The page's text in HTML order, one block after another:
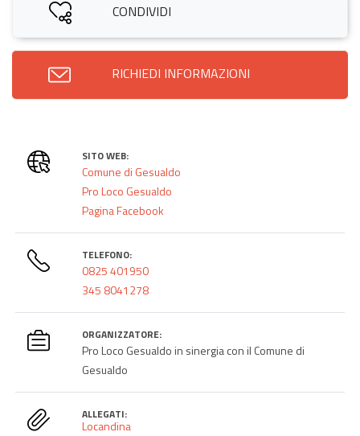
CONDIVIDI
RICHIEDI INFORMAZIONI
SITO WEB:
Comune di Gesualdo
Pro Loco Gesualdo
Pagina Facebook
TELEFONO:
0825 401950
345 8041278
ORGANIZZATORE:
Pro Loco Gesualdo in sinergia con il Comune di
Gesualdo
ALLEGATI:
Locandina